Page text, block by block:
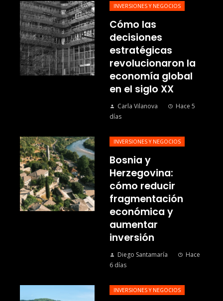
INVERSIONES Y NEGOCIOS
Cómo las
decisiones
estratégicas
revolucionaron la
economía global
en el siglo XX
Carla Vilanova
Hace 5
días
INVERSIONES Y NEGOCIOS
Bosnia y
Herzegovina:
cómo reducir
fragmentación
económica y
aumentar
inversión
Diego Santamaría
Hace
6 días
INVERSIONES Y NEGOCIOS